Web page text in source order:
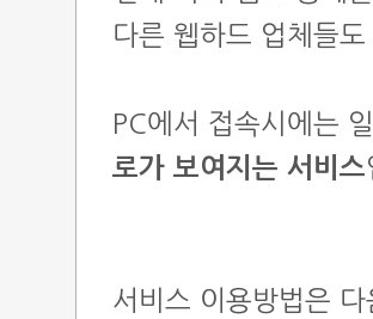
다른 웹하드 업체들
PC에서 접속시에는
로가 보여지는 서비스
서비스 이용방법은